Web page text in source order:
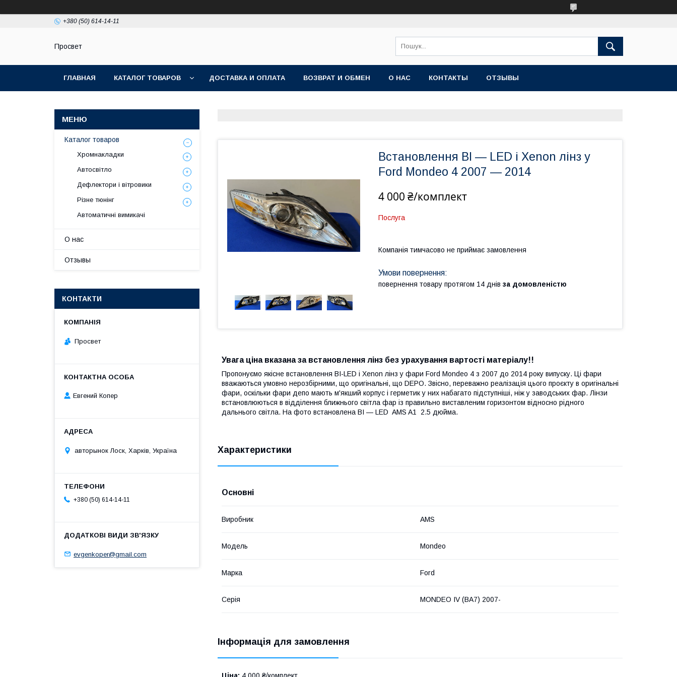
+380 (50) 614-14-11
Просвет
ГЛАВНАЯ КАТАЛОГ ТОВАРОВ ДОСТАВКА И ОПЛАТА ВОЗВРАТ И ОБМЕН О НАС КОНТАКТЫ ОТЗЫВЫ
Встановлення BI — LED і Xenon лінз у
Ford Mondeo 4 2007 — 2014
4 000 ₴/комплект
Послуга
Компанія тимчасово не приймає замовлення
повернення товару протягом 14 днів за домовленістю
Увага ціна вказана за встановлення лінз без урахування вартості матеріалу!!
Пропонуємо якісне встановлення BI-LED і Xenon лінз у фари Ford Mondeo 4 з 2007 до 2014 року випуску. Ці фари
вважаються умовно нерозбірними, що оригінальні, що DEPO. Звісно, переважно реалізація цього проєкту в оригінальні
фари, оскільки фари депо мають м'якший корпус і герметик у них набагато підступніші, ніж у заводських фар. Лінзи
встановлюються в відділення ближнього світла фар із правильно виставленим горизонтом відносно рідного
дальнього світла. На фото встановлена BI — LED AMS A1 2.5 дюйма.
Характеристики
Основні
Виробник AMS
Модель Mondeo
Марка Ford
Серія MONDEO IV (BA7) 2007-
Інформація для замовлення
Каталог товаров
Хромнакладки
Автосвітло
Дефлектори і вітровики
Різне тюнінг
Автоматичні вимикачі
О нас
Отзывы
КОНТАКТИ
Просвет
Евгений Копер
авторынок Лоск, Харків, Україна
+380 (50) 614-14-11
evgenkoper@gmail.com